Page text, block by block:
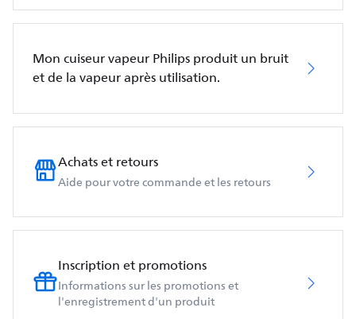
Mon cuiseur vapeur Philips produit un bruit
et de la vapeur après utilisation.
Achats et retours
Aide pour votre commande et les retours
Inscription et promotions
Informations sur les promotions et
l'enregistrement d'un produit